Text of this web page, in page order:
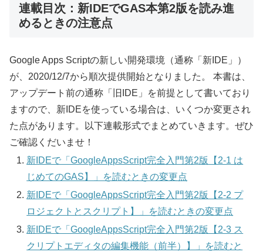
連載目次：新IDEでGAS本第2版を読み進
めるときの注意点
Google Apps Scriptの新しい開発環境（通称「新IDE」）
が、2020/12/7から順次提供開始となりました。 本書は、
アップデート前の通称「旧IDE」を前提として書いており
ますので、新IDEを使っている場合は、いくつか変更され
た点があります。以下連載形式でまとめていきます。ぜひ
ご確認くだいませ！
新IDEで「GoogleAppsScript完全入門第2版【2-1 は
じめてのGAS】」を読むときの変更点
新IDEで「GoogleAppsScript完全入門第2版【2-2 プ
ロジェクトとスクリプト】」を読むときの変更点
新IDEで「GoogleAppsScript完全入門第2版【2-3 ス
クリプトエディタの編集機能（前半）】」を読むと